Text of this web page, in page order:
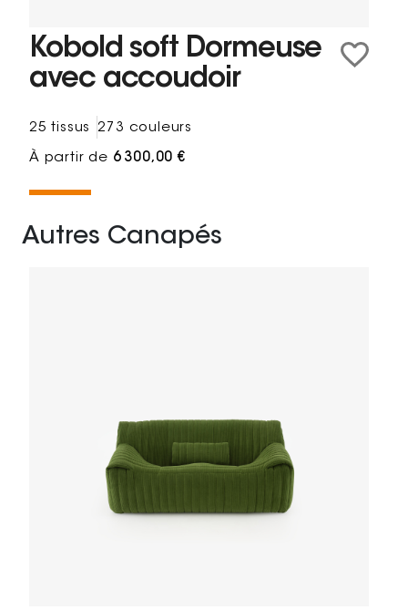
Kobold soft Dormeuse
avec accoudoir
25 tissus 273 couleurs
À partir de 6 300,00 €
Autres Canapés